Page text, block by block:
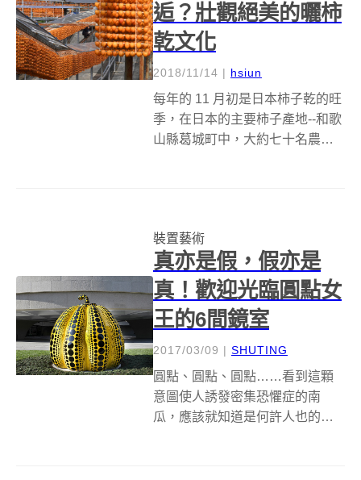
逅？壯觀絕美的曬柿
乾文化
2018/11/14 | hsiun
每年的 11 月初是日本柿子乾的旺
季，在日本的主要柿子產地--和歌
山縣葛城町中，大約七十名農民
成，藝術家 Chris...
裝置藝術
真亦是假，假亦是
真！歡迎光臨圓點女
王的6間鏡室
2017/03/09 | SHUTING
圓點、圓點、圓點……看到這顆
意圖使人誘發密集恐懼症的南
瓜，應該就知道是何許人也的作